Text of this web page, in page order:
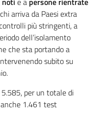
arriva da Paesi extra
più stringenti, a
dell’isolamento
che sta portando a
subito su
per un totale di
1.461 test